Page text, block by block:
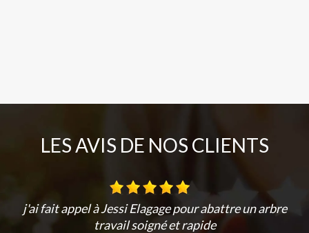
LES AVIS DE NOS CLIENTS
j'ai fait appel à Jessi Elagage pour abattre un arbre
travail soigné et rapide